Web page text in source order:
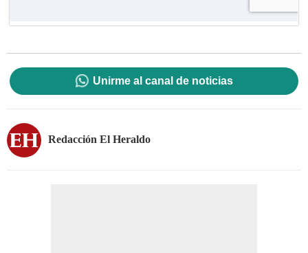
Unirme al canal de noticias
Redacción El Heraldo